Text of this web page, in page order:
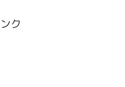
ク